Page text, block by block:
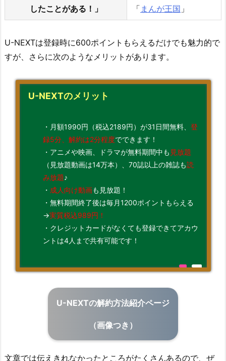
したことがある！」
「 まんが王国 」
U-NEXTは登録時に600ポイントもらえるだけでも魅力的で
すが、さらに次のようなメリットがあります。
U-NEXTのメリット
・月額1990円（税込2189円）が31日間無料、 登
録5分、解約は2分程度でできます！
・アニメや映画、ドラマが無料期間中も 見放題
（見放題動画は14万本）、70誌以上の雑誌も読
み放題♪
・ 成人向け動画も見放題！
・無料期間終了後は毎月1200ポイントもらえる
→実質税込989円！
・クレジットカードがなくても登録できてアカウ
ントは4人まで共有可能です！
U-NEXTの解約方法紹介ページ
（画像つき）
文章では伝えきれなかったところがたくさんあるので、ぜ